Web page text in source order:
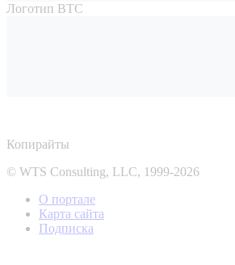
Логотип ВТС
Копирайты
© WTS Consulting, LLC, 1999-2026
О портале
Карта сайта
Подписка